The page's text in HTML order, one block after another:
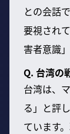
との会話
要視され
害者意識
Q. 台湾の
台湾は、
る」と評
ています